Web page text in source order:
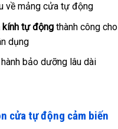
về mảng cửa tự động
kính tự độngthành công
dụng
bảo dưỡng lâu dài
cửa tự động cảm biến